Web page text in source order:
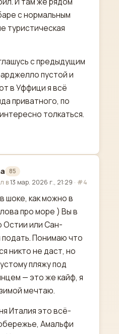
с нормальным
туристическая
с предыдущим
пустой и
в Уффици я всё
приватного, по
толкаться.
85
в13 мар. 2026 г., 21:29 · #4
шоке, как можно в
про море ) Вы в
Остии или Сан-
Понимаю что
никто не даст, но
пляжу под
— это же кайф, я
мечтаю.
Италия это всё-
Амальфи